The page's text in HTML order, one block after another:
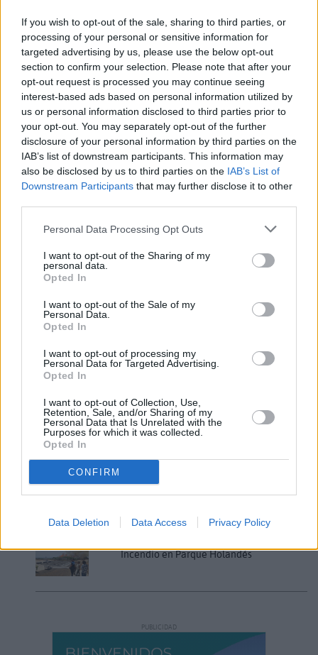
If you wish to opt-out of the sale, sharing to third parties, or
processing of your personal or sensitive information for
targeted advertising by us, please use the below opt-out
section to confirm your selection. Please note that after your
opt-out request is processed you may continue seeing
interest-based ads based on personal information utilized by
us or personal information disclosed to third parties prior to
your opt-out. You may separately opt-out of the further
disclosure of your personal information by third parties on the
IAB’s list of downstream participants. This information may
also be disclosed by us to third parties on the IAB’s List of
Downstream Participants that may further disclose it to other
Personal Data Processing Opt Outs
I want to opt-out of the Sharing of my
personal data.
Opted In
I want to opt-out of the Sale of my
Personal Data.
Opted In
I want to opt-out of processing my
Personal Data for Targeted Advertising.
Opted In
I want to opt-out of Collection, Use,
Retention, Sale, and/or Sharing of my
Personal Data that Is Unrelated with the
Purposes for which it was collected.
Opted In
CONFIRM
Data Deletion Data Access Privacy Policy
Se recomienda mucha precaución, sobre todo en
las horas centrales del día, y con más prudencia
entre lactantes y personas mayores, además de
aquellas personas con enfermedades respiratorias.
Además la radiación ultravioleta será muy alta por
lo que hay que resguardarse del sol o en su caso
usar protector solar con el factor más alto.
Comentarios (0)
LO MÁS LEÍDO
Fallece un bebé de 20 meses por un
Fuerteventura Santiago de Compostela
¿EN QUÉ MOMENTO DEJAMOS DE SER
Vuelca una hormigonera en Lajares
Incendio en Parque Holandés
PUBLICIDAD